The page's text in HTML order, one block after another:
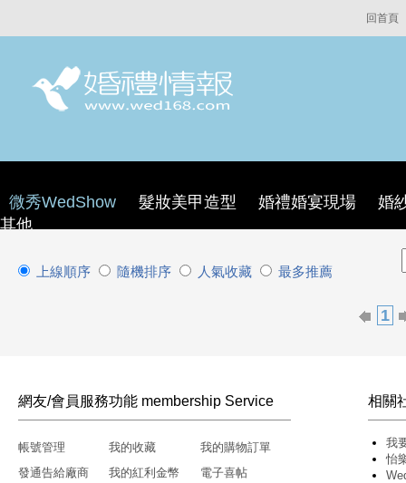
回首頁
微秀WedShow 髮妝美甲造型 婚禮婚宴現場
婚
其他
上線順序 隨機排序 人氣收藏 最多推薦
1
網友/會員服務功能 membership Service
帳號管理 我的收藏
我的購物訂單
發通告給廠商
我的紅利金幣
電子喜帖
相關
我
怡